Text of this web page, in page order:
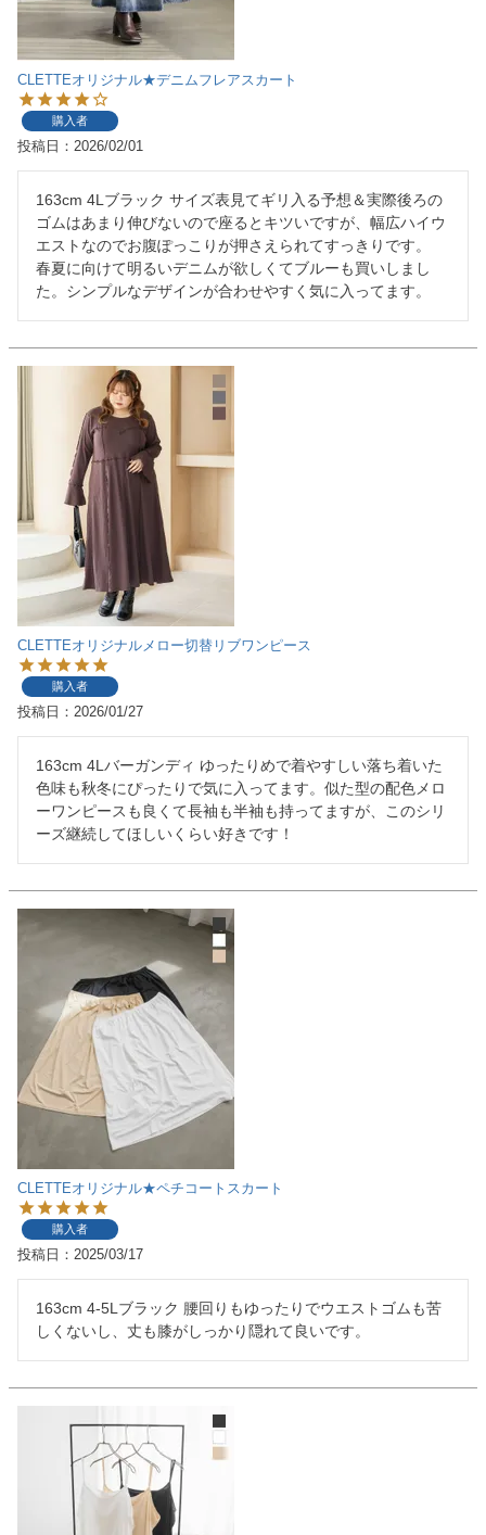
CLETTEオリジナル★デニムフレアスカート
購入者
投稿日 2026/02/01
163cm 4Lブラック サイズ表見てギリ入る予想＆実際後ろの
ゴムはあまり伸びないので座るとキツいですが、幅広ハイウ
エストなのでお腹ぽっこりが押さえられてすっきりです。
春夏に向けて明るいデニムが欲しくてブルーも買いしまし
た。シンプルなデザインが合わせやすく気に入ってます。
CLETTEオリジナルメロー切替リブワンピース
購入者
投稿日 2026/01/27
163cm 4Lバーガンディ ゆったりめで着やすしい落ち着いた
色味も秋冬にぴったりで気に入ってます。似た型の配色メロ
ーワンピースも良くて長袖も半袖も持ってますが、このシリ
ーズ継続してほしいくらい好きです！
CLETTEオリジナル★ペチコートスカート
購入者
投稿日 2025/03/17
163cm 4-5Lブラック 腰回りもゆったりでウエストゴムも苦
しくないし、丈も膝がしっかり隠れて良いです。